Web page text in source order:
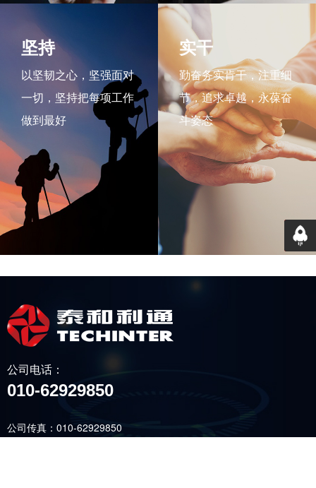
坚持
以坚韧之心，坚强面对
一切，坚持把每项工作
做到最好
实干
勤奋务实肯干，注重细
节，追求卓越，永葆奋
斗姿态
公司电话：
010-62929850
公司传真：010-62929850
返回